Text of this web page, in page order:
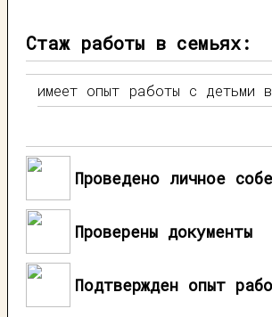
Стаж работы в семьях:
имеет опыт работы с детьми
Проведено личное
Проверены документы
Подтвержден опыт